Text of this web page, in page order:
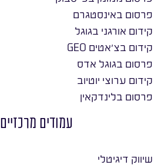
פרסום באינסטגרם
קידום אורגני בגוגל
קידום בצ׳אטים GEO
פרסום בגוגל אדס
קידום ערוצי יוטיוב
פרסום בלינדקאין
עמודים מרכזיים
שיווק דיגיטלי